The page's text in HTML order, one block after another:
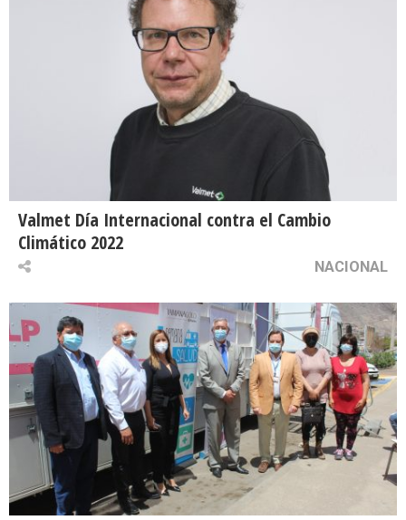
Valmet Día Internacional contra el Cambio
Climático 2022
NACIONAL